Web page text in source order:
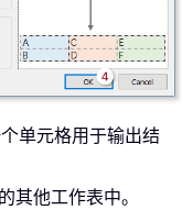
单元格用于输出结
其他工作表中。